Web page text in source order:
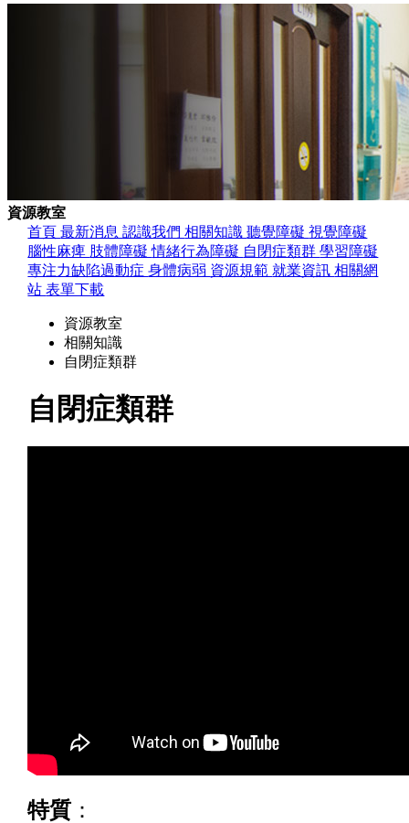
資源教室
首頁最新消息認識我們相關知識聽覺障礙視覺障礙
腦性麻痺 肢體障礙情緒行為障礙 自閉症類群學習障礙
專注力缺陷過動症身體病弱 資源規範 就業資訊相關網
站表單下載
資源教室
相關知識
自閉症類群
自閉症類群
特質 ：